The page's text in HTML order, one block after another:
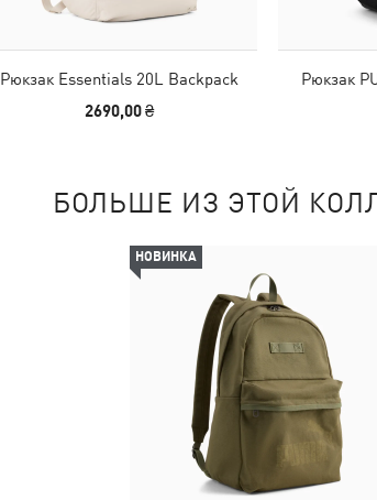
Рюкзак Essentials 20L Backpack
2690,00 ₴
Рюкзак
БОЛЬШЕ ИЗ ЭТОЙ
НОВИНКА